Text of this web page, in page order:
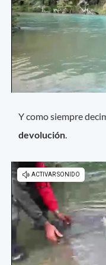
Y como siempre
devolución